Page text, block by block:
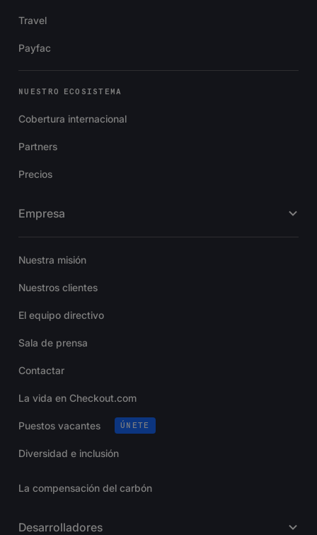
Travel
Payfac
NUESTRO ECOSISTEMA
Cobertura internacional
Partners
Precios
Empresa
Nuestra misión
Nuestros clientes
El equipo directivo
Sala de prensa
Contactar
La vida en Checkout.com
Puestos vacantes ÚNETE
Diversidad e inclusión
La compensación del carbón
Desarrolladores